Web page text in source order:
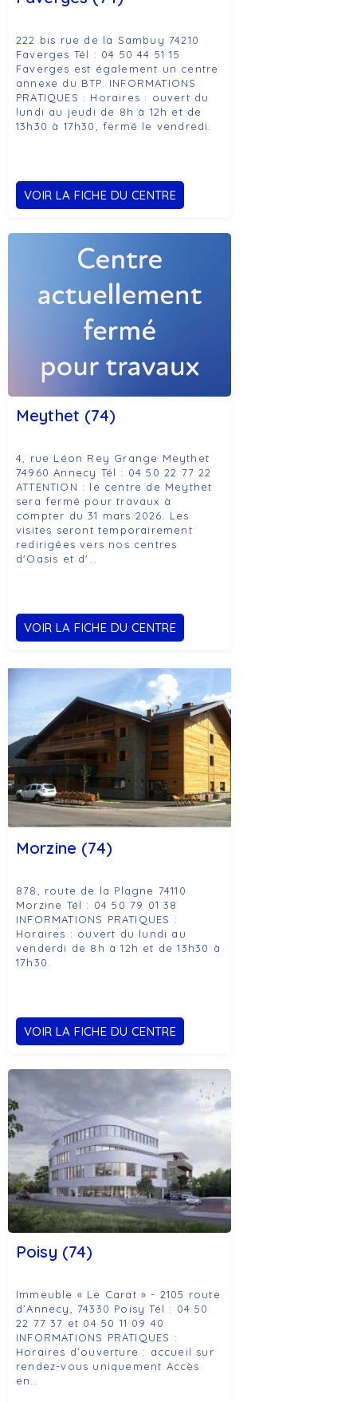
222 bis rue de la Sambuy 74210
Faverges Tél : 04 50 44 51 15
Faverges est également un centre
annexe du BTP. INFORMATIONS
PRATIQUES : Horaires : ouvert du
lundi au jeudi de 8h à 12h et de
13h30 à 17h30, fermé le vendredi.
VOIR LA FICHE DU CENTRE
Meythet (74)
4, rue Léon Rey Grange Meythet
74960 Annecy Tél : 04 50 22 77 22
ATTENTION : le centre de Meythet
sera fermé pour travaux à
compter du 31 mars 2026. Les
visites seront temporairement
redirigées vers nos centres
d'Oasis et d'…
VOIR LA FICHE DU CENTRE
Morzine (74)
878, route de la Plagne 74110
Morzine Tél : 04 50 79 01 38
INFORMATIONS PRATIQUES :
Horaires : ouvert du lundi au
venderdi de 8h à 12h et de 13h30 à
17h30.
VOIR LA FICHE DU CENTRE
Poisy (74)
Immeuble « Le Carat » - 2105 route
d’Annecy, 74330 Poisy Tél : 04 50
22 77 37 et 04 50 11 09 40
INFORMATIONS PRATIQUES :
Horaires d’ouverture : accueil sur
rendez-vous uniquement Accès
en…